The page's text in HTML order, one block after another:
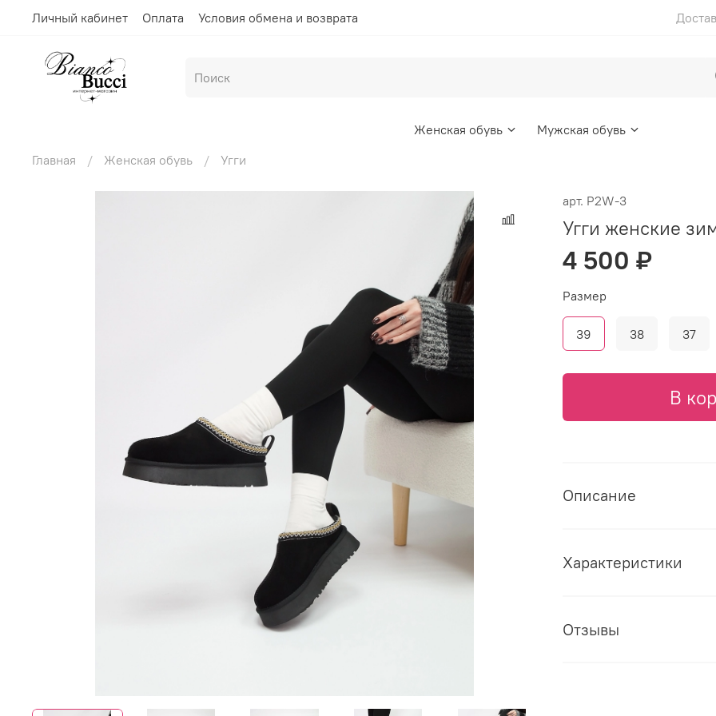
Личный кабинет Оплата Условия обмена и возврата
Женская обувь
Мужская обувь
Главная
Женская обувь Угги
арт. P2W-3
Угги женские
4 500 ₽
В
Размер
39 38 37
Описание
Характеристики
Отзывы